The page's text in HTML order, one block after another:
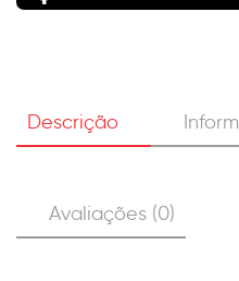
Descrição
Avaliações (0)